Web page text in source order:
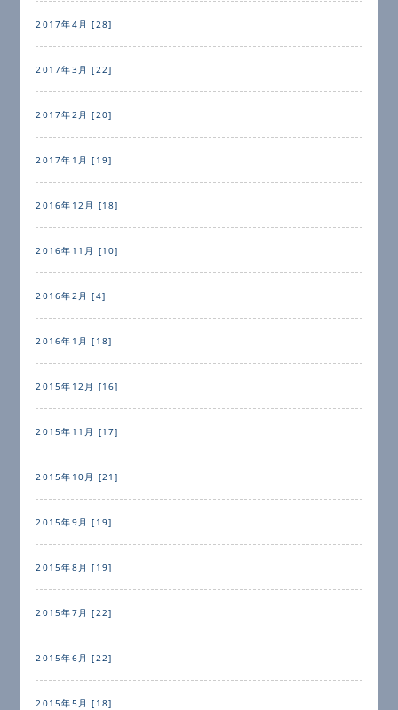
2017年4月 [28]
2017年3月 [22]
2017年2月 [20]
2017年1月 [19]
2016年12月 [18]
2016年11月 [10]
2016年2月 [4]
2016年1月 [18]
2015年12月 [16]
2015年11月 [17]
2015年10月 [21]
2015年9月 [19]
2015年8月 [19]
2015年7月 [22]
2015年6月 [22]
2015年5月 [18]